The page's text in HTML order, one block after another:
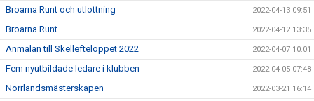
Broarna Runt och utlottning 2022-04-13 09:51
Broarna Runt 2022-04-12 13:35
Anmälan till Skellefteloppet 2022 2022-04-07 10:01
Fem nyutbildade ledare i klubben 2022-04-05 07:48
Norrlandsmästerskapen 2022-03-21 16:14